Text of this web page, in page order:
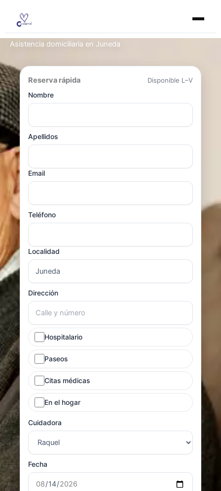
contenido
Asistencia domiciliaria en Juneda
Reserva rápida
Disponible L–V
Nombre
Apellidos
Email
Teléfono
Localidad
Dirección
Hospitalario
Paseos
Citas médicas
En el hogar
Cuidadora
Fecha